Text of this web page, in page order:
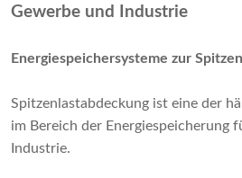
Gewerbe und Industrie
Energiespeichersysteme zur
Spitzenlastabdeckung ist eine der
im Bereich der Energiespeicherung
Industrie.